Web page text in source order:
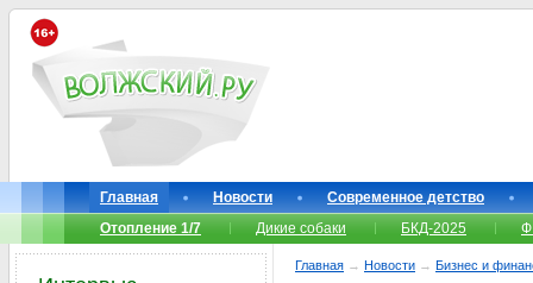
Главная Новости
Современное детство
Отопление 1/7
Дикие собаки БКД-2025
Главная → Новости → Бизнес и